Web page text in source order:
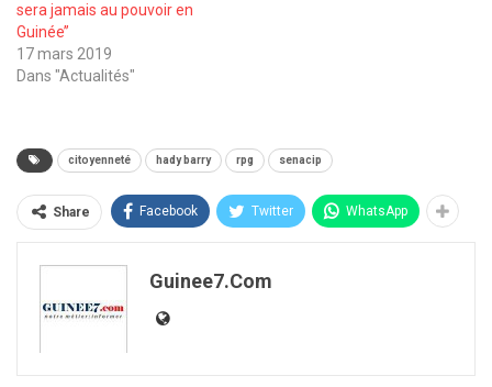
sera jamais au pouvoir en
Guinée’’
17 mars 2019
Dans "Actualités"
citoyenneté hady barry rpg senacip
Share Facebook Twitter WhatsApp
Guinee7.com